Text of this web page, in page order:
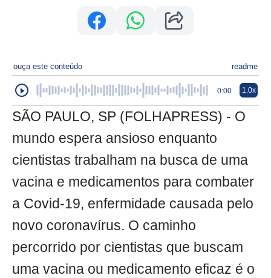
ouça este conteúdo readme
0:00 1.0x
SÃO PAULO, SP (FOLHAPRESS) - O
mundo espera ansioso enquanto
cientistas trabalham na busca de uma
vacina e medicamentos para combater
a Covid-19, enfermidade causada pelo
novo coronavírus. O caminho
percorrido por cientistas que buscam
uma vacina ou medicamento eficaz é o